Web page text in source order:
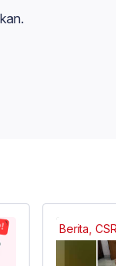
Berita,